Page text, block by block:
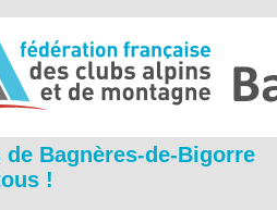
Bagnères-de-Bigorre
!